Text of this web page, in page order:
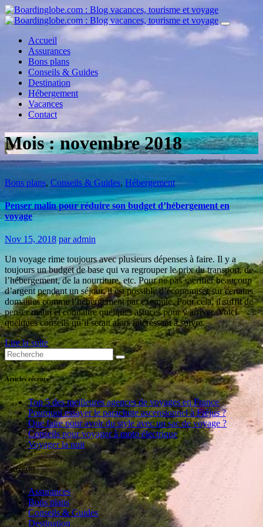
Accueil
Assurances
Bons plans
Conseils & Guides
Destination
Hébergement
Vacances
Contact
Mois :novembre 2018
Bons plans, Conseils & Guides, Hébergement
Penser malin pour réduire son budget d’hébergement en
voyage
Nov 15, 2018 par admin
Un voyage rime toujours avec plusieurs dépenses à faire. Il y a
toujours un budget de base qui va regrouper le prix du transport, de
l’hébergement, de la nourriture, etc. Pour ne pas sacrifier beaucoup
d’argent pendant un séjour, il est possible d’économiser sur certains
domaines comme l’hébergement par exemple. Pour cela, il suffit de
penser malin et connaitre quelques astuces pour y arriver. Voici
quelques conseils qu’il serait alors intéressant à suivre.
Lire la suite
Articles récents
Top 5 des meilleures agences de voyages en France
Pourquoi essayer le parachute ascensionnel à Fréjus ?
Que faire pour avoir du style avec un sac de voyage ?
Conseils pour voyager à moto électrique
Voyager la nuit
Catégories
Assurances
Bons plans
Conseils & Guides
Destination